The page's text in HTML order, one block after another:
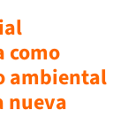
como
ambiental
nueva